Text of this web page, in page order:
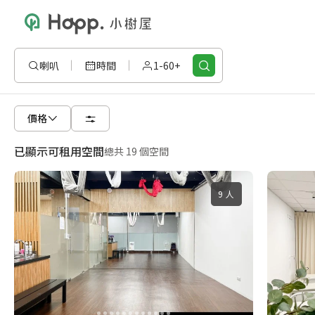
喇叭 時間 1-60+
價格
已顯示可租用空間總共 19 個空間
9 人